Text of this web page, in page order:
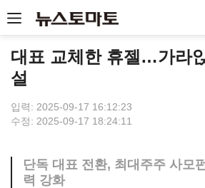
대표 교체한 휴젤…가라
설
입력: 2025-09-17 16:12:23
수정: 2025-09-17 18:24:11
단독 대표 전환, 최대주주 사모
력 강화